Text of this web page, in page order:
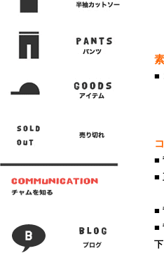
■
■
■
■
■
下